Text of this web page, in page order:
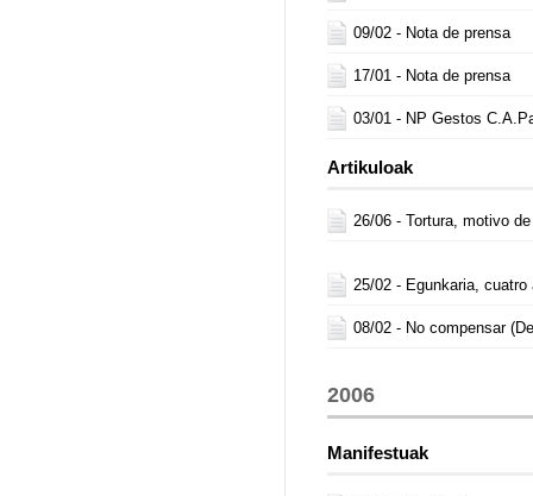
09/02 - Nota de prensa
17/01 - Nota de prensa
03/01 - NP Gestos
Artikuloak
26/06 - Tortura, motivo
25/02 - Egunkaria, cuatro
08/02 - No compensar
2006
Manifestuak